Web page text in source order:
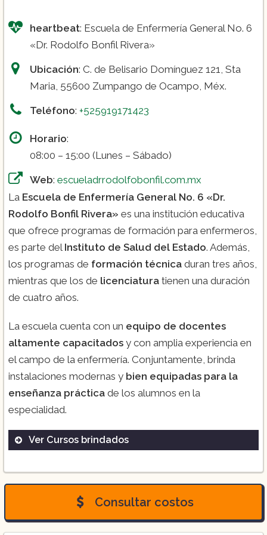
heartbeat: Escuela de Enfermería General No. 6
«Dr. Rodolfo Bonfil Rivera»
Ubicación: C. de Belisario Domínguez 121, Sta
Maria, 55600 Zumpango de Ocampo, Méx.
Teléfono: +525919171423
Horario:
08:00 – 15:00 (Lunes – Sábado)
Web: escueladrrodolfobonfil.com.mx
La Escuela de Enfermería General No. 6 «Dr.
Rodolfo Bonfil Rivera» es una institución educativa
que ofrece programas de formación para enfermeros,
es parte del Instituto de Salud del Estado. Además,
los programas de formación técnica duran tres años,
mientras que los de licenciatura tienen una duración
de cuatro años.
La escuela cuenta con un equipo de docentes
altamente capacitados y con amplia experiencia en
el campo de la enfermería. Conjuntamente, brinda
instalaciones modernas y bien equipadas para la
enseñanza práctica de los alumnos en la
especialidad.
Ver Cursos brindados
Técnico en enfermería:Este programa
tiene una duración de tres años y está
diseñado para aquellos que desean
obtener habilidades prácticas y
Consultar costos